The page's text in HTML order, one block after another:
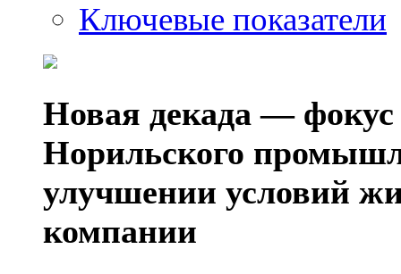
Ключевые показатели
Новая декада — фокус
Норильского
улучшении условий
компании